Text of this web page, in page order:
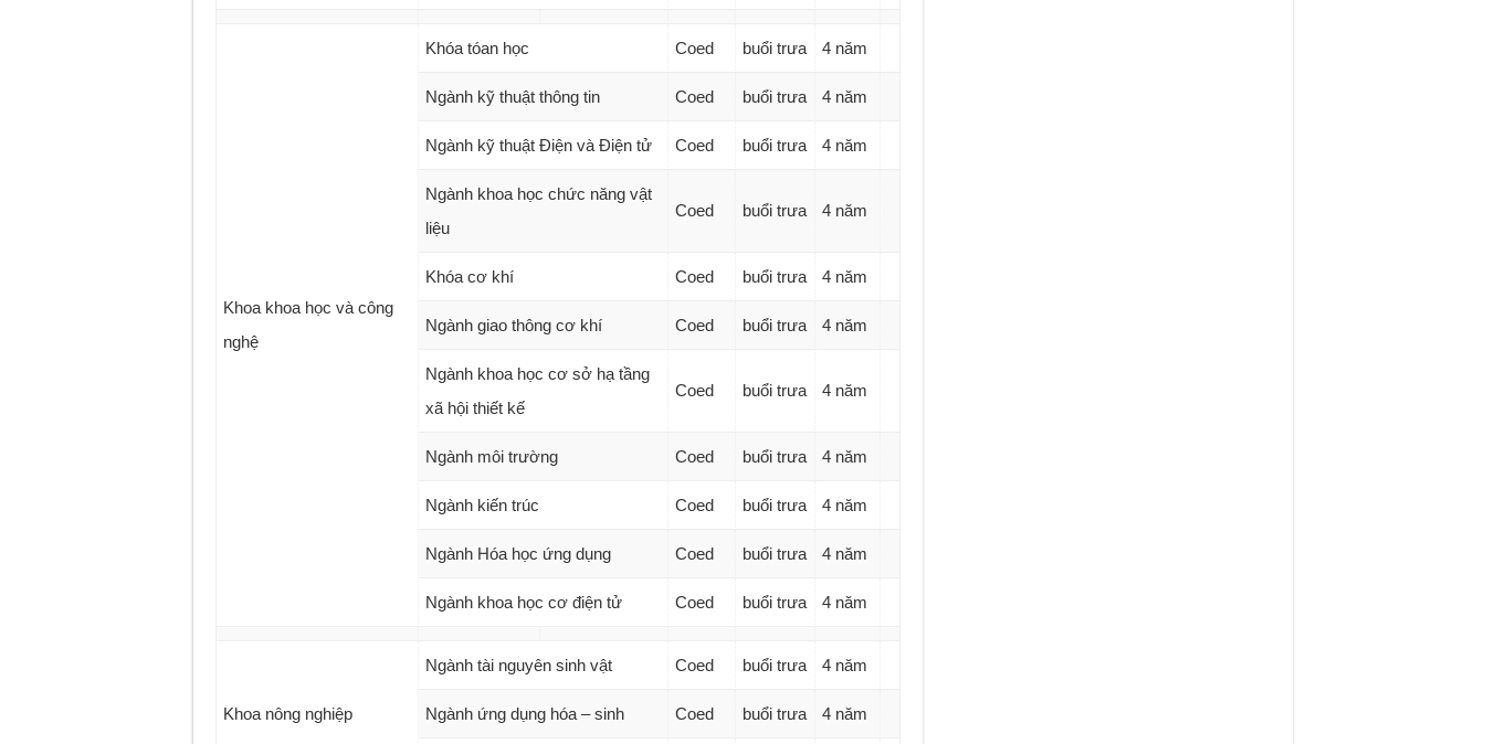
Khoa khoa học và công
nghệ
Khóa tóan học Coed buổi trưa 4 năm
Ngành kỹ thuật thông tin Coed buổi trưa 4 năm
Ngành kỹ thuật Điện và Điện tử Coed buổi trưa 4 năm
Ngành khoa học chức năng vật
liệu
Coed buổi trưa 4 năm
Khóa cơ khí Coed buổi trưa 4 năm
Ngành giao thông cơ khí Coed buổi trưa 4 năm
Ngành khoa học cơ sở hạ tầng
xã hội thiết kế
Coed buổi trưa 4 năm
Ngành môi trường Coed buổi trưa 4 năm
Ngành kiến trúc Coed buổi trưa 4 năm
Ngành Hóa học ứng dụng Coed buổi trưa 4 năm
Ngành khoa học cơ điện tử Coed buổi trưa 4 năm
Khoa nông nghiệp
Ngành tài nguyên sinh vật Coed buổi trưa 4 năm
Ngành ứng dụng hóa – sinh Coed buổi trưa 4 năm